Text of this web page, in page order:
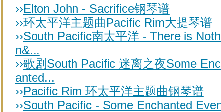
››Elton John - Sacrifice钢琴谱
››环太平洋主题曲Pacific Rim大提琴谱
››South Pacific南太平洋 - There is
n&...
››歌剧South Pacific 迷离之夜Some
anted...
››Pacific Rim 环太平洋主题曲钢琴谱
››South Pacific - Some Enchanted